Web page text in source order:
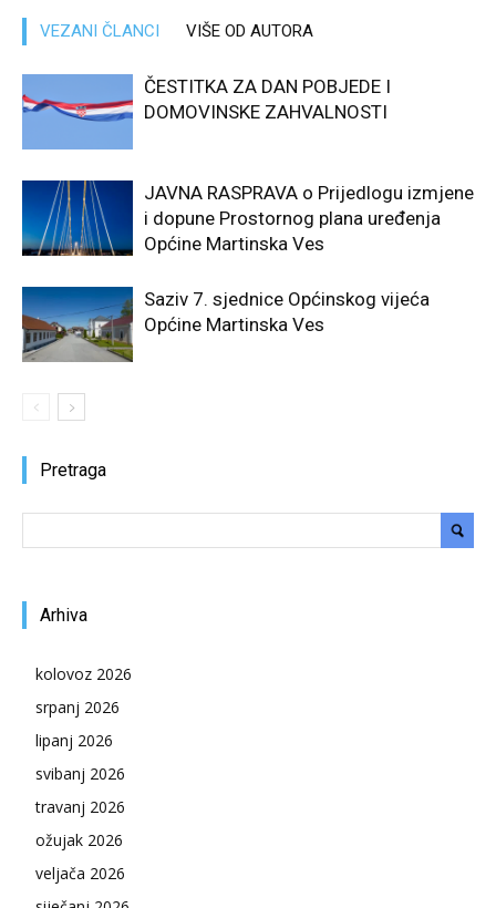
VEZANI ČLANCI VIŠE OD AUTORA
ČESTITKA ZA DAN POBJEDE I
DOMOVINSKE ZAHVALNOSTI
JAVNA RASPRAVA o Prijedlogu izmjene
i dopune Prostornog plana uređenja
Općine Martinska Ves
Saziv 7. sjednice Općinskog vijeća
Općine Martinska Ves
Pretraga
Arhiva
kolovoz 2026
srpanj 2026
lipanj 2026
svibanj 2026
travanj 2026
ožujak 2026
veljača 2026